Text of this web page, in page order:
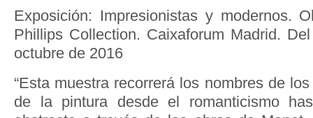
Exposición: Impresionistas y modernos.
Phillips Collection. Caixaforum Madrid.
octubre de 2016
“Esta muestra recorrerá los nombres de
de la pintura desde el romanticismo